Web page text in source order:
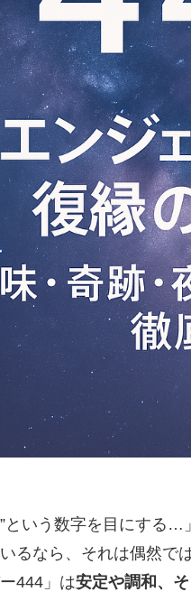
という数字を目にする…
るなら、それは偶然で
444」は安定や調和、